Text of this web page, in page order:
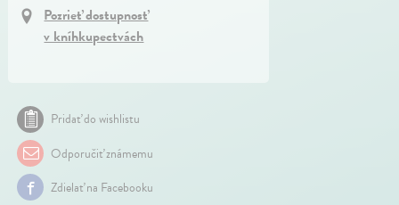
Pozrieť dostupnosť
v kníhkupectvách
Pridať do wishlistu
Odporučiť známemu
Zdielať na Facebooku